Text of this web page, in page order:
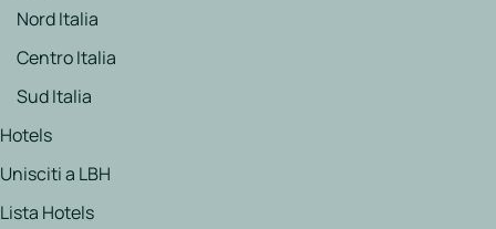
Nord Italia
Centro Italia
Sud Italia
Hotels
Unisciti a LBH
Lista Hotels